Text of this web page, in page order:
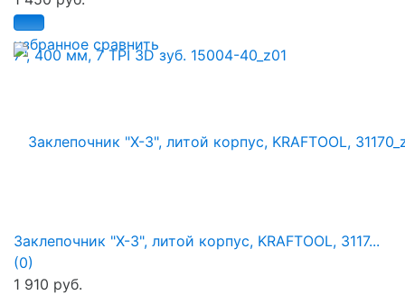
избранное сравнить
Заклепочник "X-3", литой корпус, KRAFTOOL, 3117...
(0)
1 910 руб.